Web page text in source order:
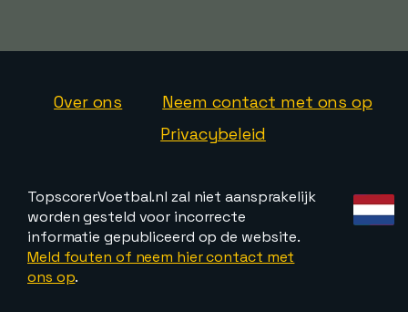
Over ons
Neem contact met ons op
Privacybeleid
TopscorerVoetbal.nl zal niet aansprakelijk
worden gesteld voor incorrecte
informatie gepubliceerd op de website.
Meld fouten of neem hier contact met
ons op.